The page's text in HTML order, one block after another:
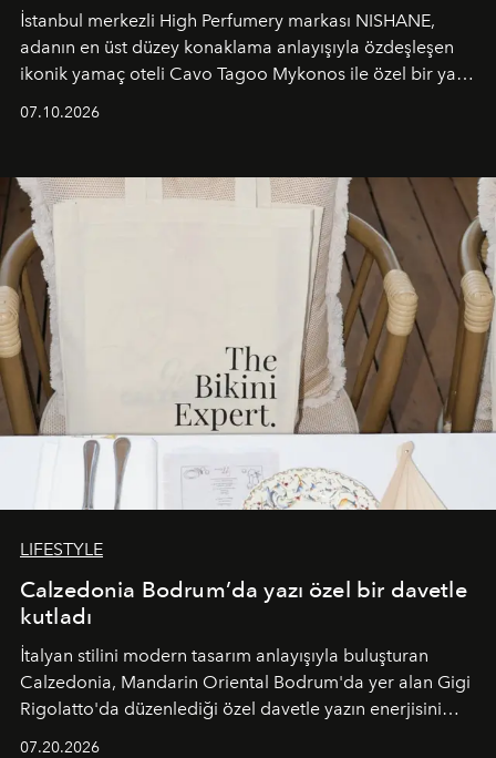
İstanbul merkezli High Perfumery markası NISHANE,
adanın en üst düzey konaklama anlayışıyla özdeşleşen
ikonik yamaç oteli Cavo Tagoo Mykonos ile özel bir yaz
buluşturarak markanın Cavo Tagoo’daki varlığını
sürükleyici ve mevsime özel bir deneyime dönüştürüyor.
07.10.2026
LIFESTYLE
Calzedonia Bodrum’da yazı özel bir davetle
kutladı
İtalyan stilini modern tasarım anlayışıyla buluşturan
Calzedonia, Mandarin Oriental Bodrum'da yer alan Gigi
Rigolatto'da düzenlediği özel davetle yazın enerjisini
07.20.2026